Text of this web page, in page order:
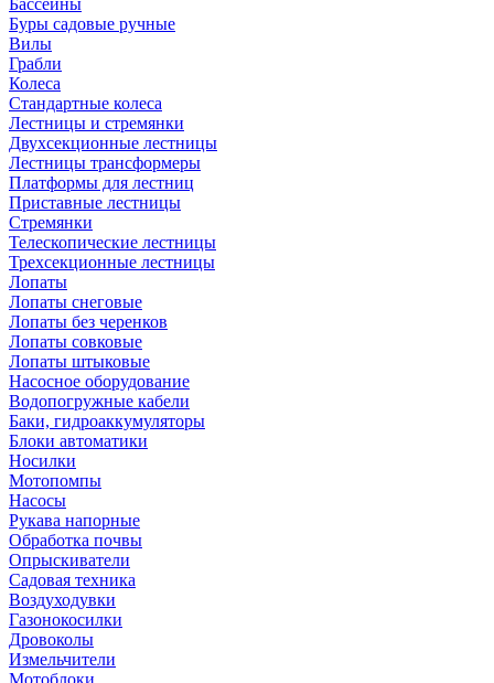
Бассейны
Буры садовые ручные
Вилы
Грабли
Колеса
Стандартные колеса
Лестницы и стремянки
Двухсекционные лестницы
Лестницы трансформеры
Платформы для лестниц
Приставные лестницы
Стремянки
Телескопические лестницы
Трехсекционные лестницы
Лопаты
Лопаты снеговые
Лопаты без черенков
Лопаты совковые
Лопаты штыковые
Насосное оборудование
Водопогружные кабели
Баки, гидроаккумуляторы
Блоки автоматики
Носилки
Мотопомпы
Насосы
Рукава напорные
Обработка почвы
Опрыскиватели
Садовая техника
Воздуходувки
Газонокосилки
Дровоколы
Измельчители
Мотоблоки